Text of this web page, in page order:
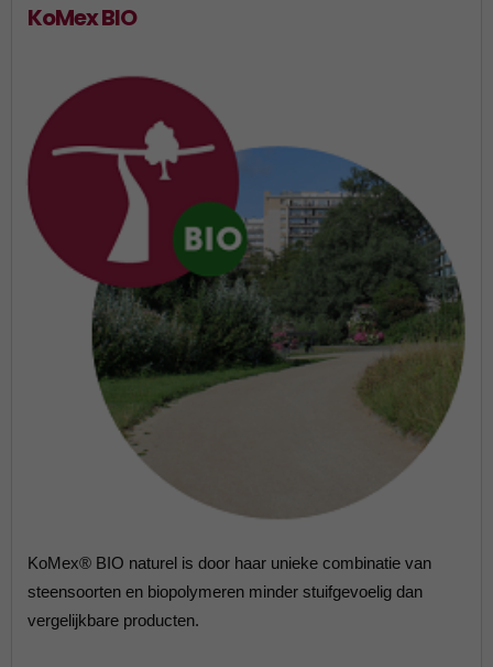
KoMex BIO
KoMex® BIO naturel is door haar unieke combinatie van
steensoorten en biopolymeren minder stuifgevoelig dan
vergelijkbare producten.